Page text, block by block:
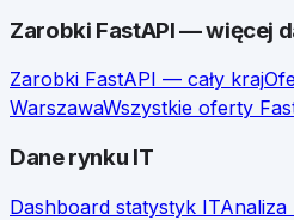
Zarobki FastAPI— więcej
Zarobki FastAPI — cały kraj
WarszawaWszystkie oferty
Dane rynku IT
Dashboard statystyk IT